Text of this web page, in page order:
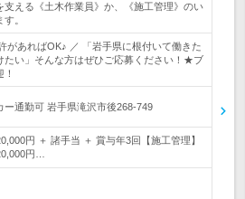
支える《土木作業員》か、《施工管理》のい
。
があればOK♪ ／ 「岩手県に根付いて働きた
たい」そんな方はぜひご応募ください！★ブ
通勤可 岩手県滝沢市後268-749
円 ＋ 諸手当 ＋ 賞与年3回【施工管理】
円…